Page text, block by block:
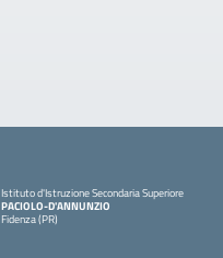
Istituto d'Istruzione Secondaria Superiore
PACIOLO-D'ANNUNZIO
Fidenza (PR)